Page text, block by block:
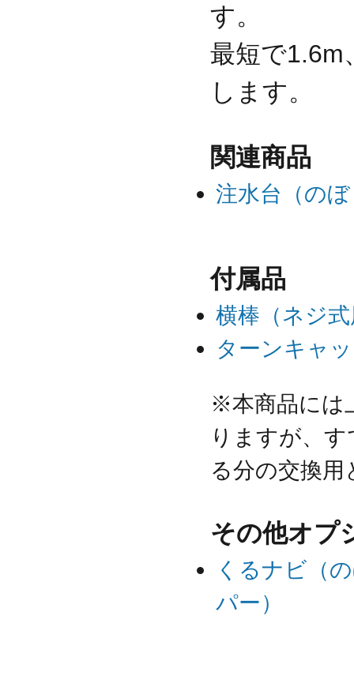
す。
最短で1.6m
します。
関連商品
注水台（の
付属品
横棒（ネジ
ターンキャ
※本商品には
りますが、
る分の交換
その他オプ
くるナビ（
パー）